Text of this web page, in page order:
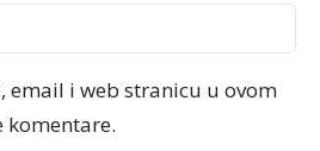
email i web stranicu u ovom
komentare.